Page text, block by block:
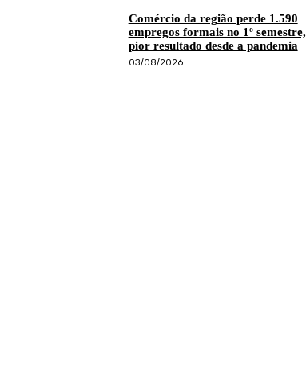
Comércio da região perde 1.590
empregos formais no 1º semestre,
pior resultado desde a pandemia
03/08/2026